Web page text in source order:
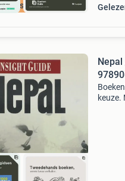
prijs
keuze.